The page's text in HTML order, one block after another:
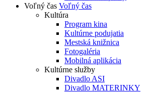
Voľný čas Voľný čas
Kultúra
Program kina
Kultúrne podujatia
Mestská knižnica
Fotogaléria
Mobilná aplikácia
Kultúrne služby
Divadlo ASI
Divadlo MATERINKY